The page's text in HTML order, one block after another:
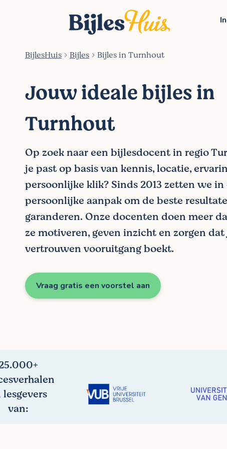
BijlesHuis Bijles Bijles in Turnhout
Jouw ideale bijles in
Turnhout
Op zoek naar een bijlesdocent in regio
je past op basis van kennis, locatie,
persoonlijke klik? Sinds 2013 zetten we in
persoonlijke aanpak om de beste
garanderen. Onze docenten doen meer
ze motiveren, geven inzicht en zorgen
vertrouwen vooruitgang boekt.
Vraag gratis een voorstel aan
lesgevers
van: